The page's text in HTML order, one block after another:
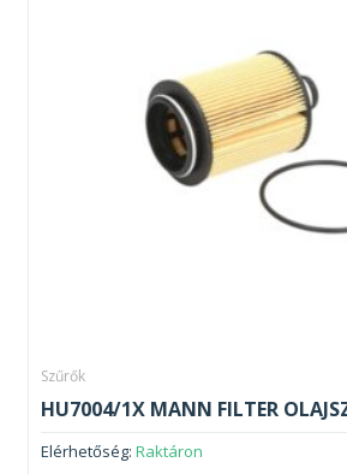
Szűrők
HU7004/1X MANN FILTER
Elérhetőség: Raktáron